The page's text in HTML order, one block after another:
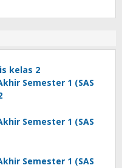
Semester 1 (SAS
Semester 1 (SAS
Semester 1 (SAS